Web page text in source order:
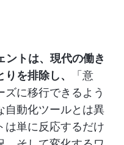
トは、現代の働き
を排除し、
「意
ズに移行できるよう
自動化ツールとは異
は単に反応するだけ